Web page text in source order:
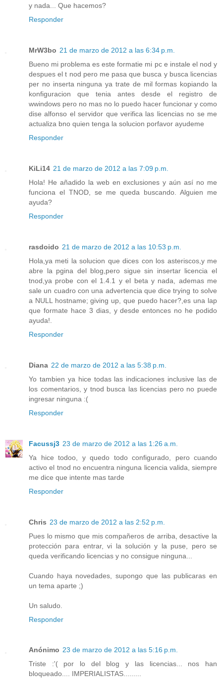
y nada... Que hacemos?
Responder
MrW3bo 21 de marzo de 2012 a las 6:34 p.m.
Bueno mi problema es este formatie mi pc e instale el nod y
despues el t nod pero me pasa que busca y busca licencias
per no inserta ninguna ya trate de mil formas kopiando la
konfiguracion que tenia antes desde el registro de
wwindows pero no mas no lo puedo hacer funcionar y como
dise alfonso el servidor que verifica las licencias no se me
actualiza bno quien tenga la solucion porfavor ayudeme
Responder
KiLi14 21 de marzo de 2012 a las 7:09 p.m.
Hola! He añadido la web en exclusiones y aún así no me
funciona el TNOD, se me queda buscando. Alguien me
ayuda?
Responder
rasdoido 21 de marzo de 2012 a las 10:53 p.m.
Hola,ya meti la solucion que dices con los asteriscos,y me
abre la pgina del blog,pero sigue sin insertar licencia el
tnod,ya probe con el 1.4.1 y el beta y nada, ademas me
sale un cuadro con una advertencia que dice trying to solve
a NULL hostname; giving up, que puedo hacer?,es una lap
que formate hace 3 dias, y desde entonces no he podido
ayuda!.
Responder
Diana 22 de marzo de 2012 a las 5:38 p.m.
Yo tambien ya hice todas las indicaciones inclusive las de
los comentarios, y tnod busca las licencias pero no puede
ingresar ninguna :(
Responder
Facussj3 23 de marzo de 2012 a las 1:26 a.m.
Ya hice todoo, y quedo todo configurado, pero cuando
activo el tnod no encuentra ninguna licencia valida, siempre
me dice que intente mas tarde
Responder
Chris 23 de marzo de 2012 a las 2:52 p.m.
Pues lo mismo que mis compañeros de arriba, desactive la
protección para entrar, vi la solución y la puse, pero se
queda verificando licencias y no consigue ninguna...
Cuando haya novedades, supongo que las publicaras en
un tema aparte ;)
Un saludo.
Responder
Anónimo 23 de marzo de 2012 a las 5:16 p.m.
Triste :'( por lo del blog y las licencias... nos han
bloqueado.... IMPERIALISTAS.........